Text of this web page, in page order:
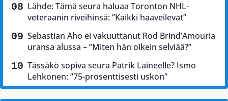
Lähde: Tämä seura haluaa Toronton NHL-
veteraanin riveihinsä: ”Kaikki haaveilevat”
Sebastian Aho ei vakuuttanut Rod Brind’Amouria
uransa alussa – ”Miten hän oikein selviää?”
Tässäkö sopiva seura Patrik Laineelle? Ismo
Lehkonen: ”75-prosenttisesti uskon”